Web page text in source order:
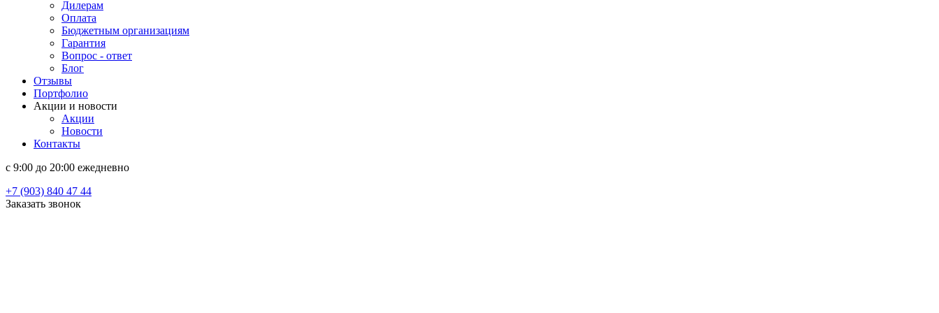
Дилерам
Оплата
Бюджетным организациям
Гарантия
Вопрос - ответ
Блог
Отзывы
Портфолио
Акции и новости
Акции
Новости
Контакты
c 9:00 до 20:00 ежедневно
+7 (903) 840 47 44
Заказать звонок